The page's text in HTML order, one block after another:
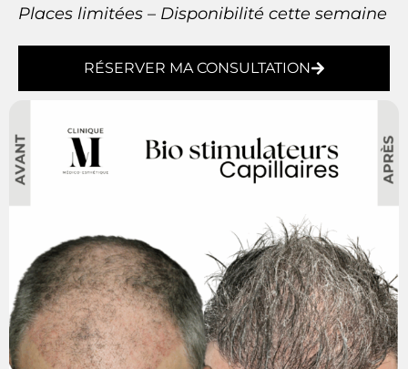
Places limitées – Disponibilité cette semaine
RÉSERVER MA CONSULTATION